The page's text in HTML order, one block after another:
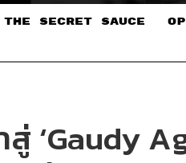
THE SECRET SAUCE​
‘Gaudy